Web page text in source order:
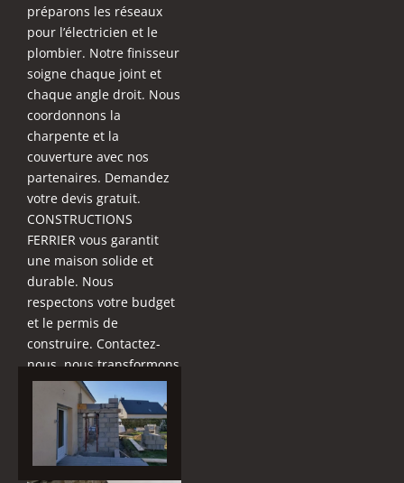
préparons les réseaux
pour l’électricien et le
plombier. Notre finisseur
soigne chaque joint et
chaque angle droit. Nous
coordonnons la
charpente et la
couverture avec nos
partenaires. Demandez
votre devis gratuit.
CONSTRUCTIONS
FERRIER vous garantit
une maison solide et
durable. Nous
respectons votre budget
et le permis de
construire. Contactez-
nous, nous transformons
votre terrain en un foyer
chaleureux.